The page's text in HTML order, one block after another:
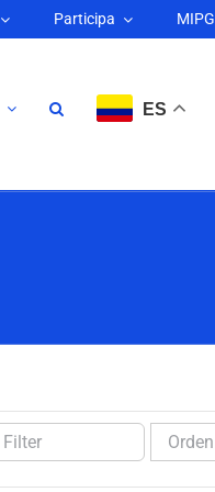
Participa MIPG
ES